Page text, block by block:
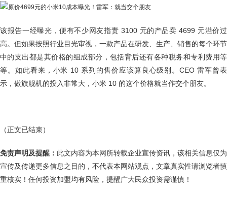
该报告一经曝光，便有不少网友指责 3100 元的产品卖 4699 元溢价过
高。但如果按照行业目光审视，一款产品在研发、生产、销售的每个环节
中的支出都是其价格的组成部分，包括背后还有各种税务和专利费用等
等。如此看来，小米 10 系列的售价应该算良心级别。CEO 雷军曾表
示，做旗舰机的投入非常大，小米 10 的这个价格就当作交个朋友。
（正文已结束）
免责声明及提醒： 此文内容为本网所转载企业宣传资讯，该相关信息仅为
宣传及传递更多信息之目的，不代表本网站观点，文章真实性请浏览者慎
重核实！任何投资加盟均有风险，提醒广大民众投资需谨慎！